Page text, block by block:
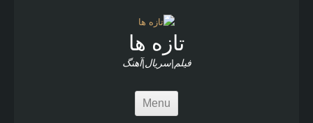
تازه ها
فیلم|سریال|آهنگ
Menu